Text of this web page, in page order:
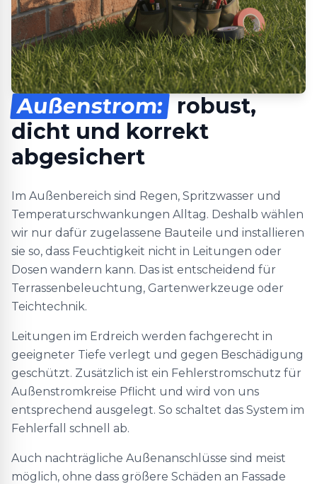
Außenstrom: robust,
dicht und korrekt
abgesichert
Im Außenbereich sind Regen, Spritzwasser und
Temperaturschwankungen Alltag. Deshalb wählen
wir nur dafür zugelassene Bauteile und installieren
sie so, dass Feuchtigkeit nicht in Leitungen oder
Dosen wandern kann. Das ist entscheidend für
Terrassenbeleuchtung, Gartenwerkzeuge oder
Teichtechnik.
Leitungen im Erdreich werden fachgerecht in
geeigneter Tiefe verlegt und gegen Beschädigung
geschützt. Zusätzlich ist ein Fehlerstromschutz für
Außenstromkreise Pflicht und wird von uns
entsprechend ausgelegt. So schaltet das System im
Fehlerfall schnell ab.
Auch nachträgliche Außenanschlüsse sind meist
möglich, ohne dass größere Schäden an Fassade